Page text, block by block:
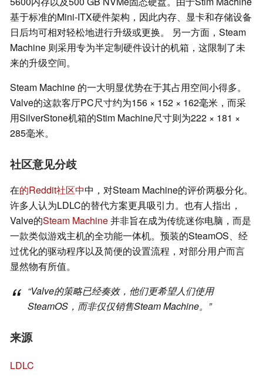
基于标准的Mini-ITX硬件架构，因此内存、显卡和存储设备
日后均可相对轻松地进行升级或更换。 另一方面，Steam
Machine 则采用专为半定制硬件设计的机箱，这限制了未
来的升级空间。
Steam Machine 的一大明显优势在于其占用空间小得多。
Valve的这款客厅PC尺寸约为156 × 152 × 162毫米，而采
用SilverStone机箱的Stim Machine尺寸则为222 × 181 ×
285毫米。
社区意见分歧
在的Reddit社区中中，对Steam Machine的评价两极分化。
许多人认为LDLC的替代方案更具吸引力。也有人指出，
Valve的Steam Machine并非旨在成为传统迷你电脑，而是
一款类似游戏主机的全功能一体机。预装的SteamOS、经
过优化的驱动程序以及简便的设置流程，对部分用户而言
显然物有所值。
“Valve的策略已经奏效，他们更希望人们使用
SteamOS，而非仅仅销售Steam Machine。”
来源
LDLC